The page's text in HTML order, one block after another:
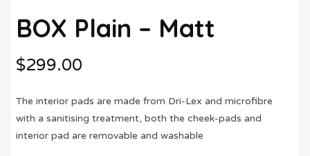
BOX Plain – Matt
$299.00
The interior pads are made from Dri-Lex and microfibre
with a sanitising treatment, both the cheek-pads and
interior pad are removable and washable